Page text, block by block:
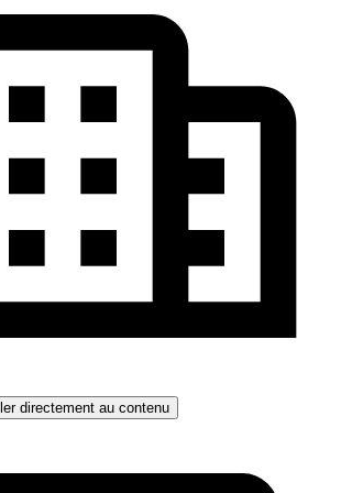
directement au contenu